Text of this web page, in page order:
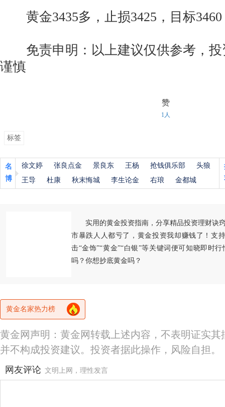
黄金3435多，止损3425，目标3460
免责申明：以上建议仅供参考，投
谨慎
赞
1人
标签
名
博
徐文婷 张良点金 景良东 王杨 抢钱俱乐部
头狼
王导
杜康 秋末悔城 李生论金 右琅 金都城
实用的黄金投资指南，分享精品投资理财诀
市暴跌人人都亏了，黄金投资我却赚钱了！支
击“金饰”“黄金”“白银”等关键词便可知晓即时
吗？你想抄底黄金吗？
黄金名家热力榜
黄金网声明：黄金网转载上述内容，不表明证实
并不构成投资建议。投资者据此操作，风险自担。
网友评论 文明上网，理性发言